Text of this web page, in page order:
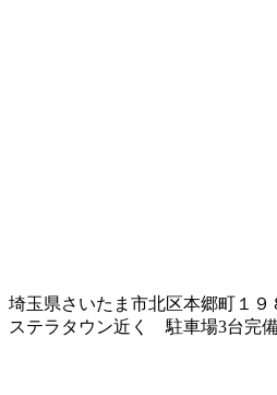
埼玉県さいたま市北区本郷町１９
ステラタウン近く 駐車場3台完